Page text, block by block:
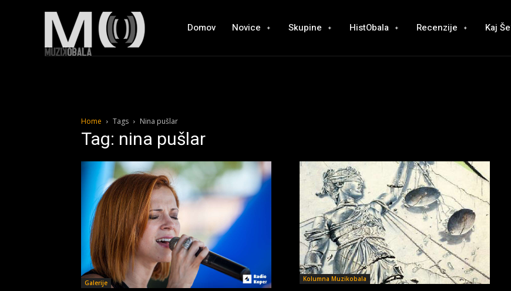
Domov Novice Skupine HistObala Recenzije Kaj
Home Tags Nina pušlar
Tag: nina pušlar
Galerije Kolumna Muzikobala